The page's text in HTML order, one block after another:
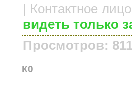
| Контактное лицо
видеть только
Просмотров:
К0